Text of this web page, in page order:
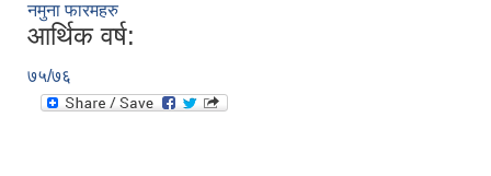
नमुना फारमहरु
आर्थिक वर्ष:
७५/७६